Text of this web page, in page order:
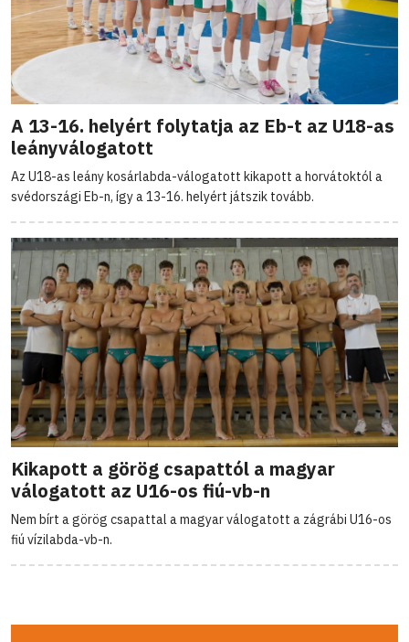
A 13-16. helyért folytatja az Eb-t az U18-as
leányválogatott
Az U18-as leány kosárlabda-válogatott kikapott a horvátoktól a
svédországi Eb-n, így a 13-16. helyért játszik tovább.
Kikapott a görög csapattól a magyar
válogatott az U16-os fiú-vb-n
Nem bírt a görög csapattal a magyar válogatott a zágrábi U16-os
fiú vízilabda-vb-n.